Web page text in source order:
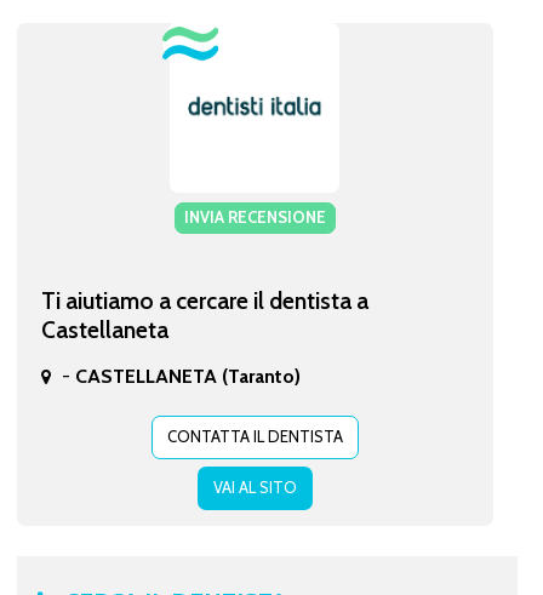
INVIA RECENSIONE
Ti aiutiamo a cercare il dentista a
Castellaneta
- CASTELLANETA (Taranto)
CONTATTA IL DENTISTA
VAI AL SITO